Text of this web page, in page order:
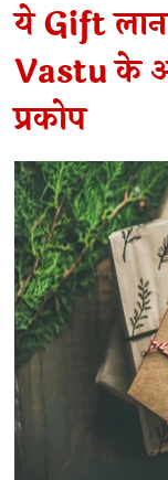
ये Gift
Vastu के
प्रकोप